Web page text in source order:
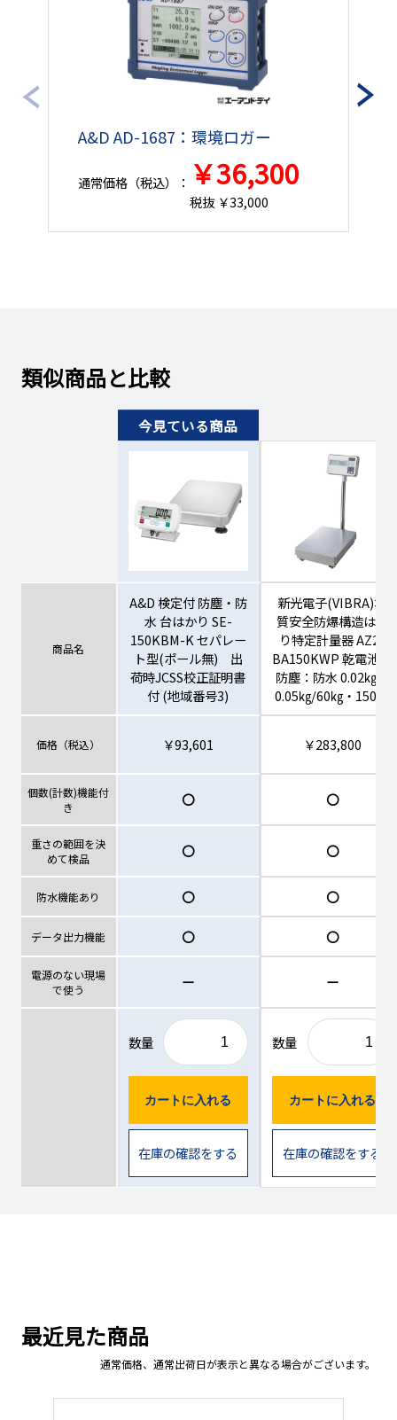
￥68,825円
（￥75,707円）
￥68,512円
お問い合わせください
￥85,092円
（￥93,601円）
お問い合わせください
A&D AD-1687：環境ロガー
通常価格（税込）： ￥36,300
税抜 ￥33,000
類似商品と比較
商品名
A&D 検定付 防塵・防
水 台はかり SE-
150KBM-K セパレー
ト型(ポール無) 出
荷時JCSS校正証明書
付 (地域番号3)
新光電子(VIBRA)本
質安全防爆構造はか
り特定計量器 AZ2-
BA150KWP 乾電池・
防塵：防水 0.02㎏・
0.05㎏/60㎏・150㎏
価格（税込） ￥93,601 ￥283,800
個数(計数)機能付
き
〇 〇
重さの範囲を決
めて検品
〇 〇
防水機能あり 〇 〇
データ出力機能 〇 〇
電源のない現場
で使う
ー ー
数量
カートに入れる
在庫の確認をする
数量
カートに入れる
在庫の確認をする
最近見た商品
通常価格、通常出荷日が表示と異なる場合がございます。